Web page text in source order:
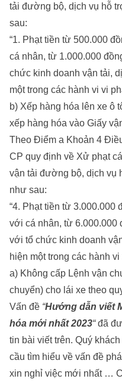
tải đường bộ, dịch vụ hỗ
sau:
“1. Phạt tiền từ 500.000
cá nhân, từ 1.000.000
chức kinh doanh vận tải,
một trong các hành vi vi
b) Xếp hàng hóa lên xe ô
xếp hàng hóa vào Giấy
Theo Điểm a Khoản 4
CP quy định về Xử phạt
vận tải đường bộ, dịch vụ
như sau:
“4. Phạt tiền từ 3.000.000
với cá nhân, từ 6.000.000
với tổ chức kinh doanh
hiện một trong các hành
a) Không cấp Lệnh vận
chuyển) cho lái xe theo
Vấn đề “Hướng dẫn viết
hóa mới nhất 2023“đã
tin bài viết trên. Quý
cầu tìm hiểu về vấn đề
xin nghỉ việc mới nhất…